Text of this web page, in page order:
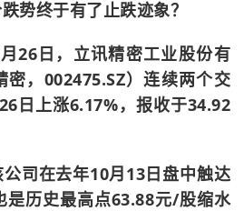
势终于有了止跌迹象？
26日，立讯精密工业股份有
密，002475.SZ）连续两个交
日上涨6.17%，报收于34.92
司在去年10月13日盘中触达
是历史最高点63.88元/股缩水